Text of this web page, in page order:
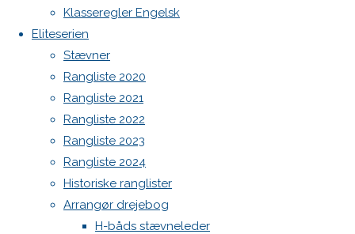
Klasseregler Engelsk
Eliteserien
Stævner
Rangliste 2020
Rangliste 2021
Rangliste 2022
Rangliste 2023
Rangliste 2024
Historiske ranglister
Arrangør drejebog
H-båds stævneleder
vi i
gang.
Gilleleje
DM
Spilerstage/Spinlock jollevest xl
Log ind
WordPress.org
Top